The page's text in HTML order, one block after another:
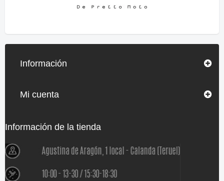
Información
Mi cuenta
Información de la tienda